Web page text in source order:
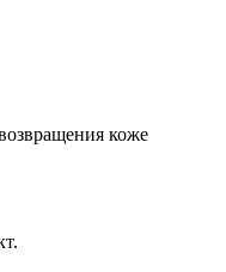
коже